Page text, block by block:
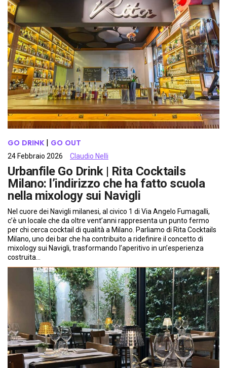
GO DRINK | GO OUT
24 Febbraio 2026 Claudio Nelli
Urbanfile Go Drink | Rita Cocktails
Milano: l’indirizzo che ha fatto scuola
nella mixology sui Navigli
Nel cuore dei Navigli milanesi, al civico 1 di Via Angelo Fumagalli,
c’è un locale che da oltre vent’anni rappresenta un punto fermo
per chi cerca cocktail di qualità a Milano. Parliamo di Rita Cocktails
Milano, uno dei bar che ha contribuito a ridefinire il concetto di
mixology sui Navigli, trasformando l’aperitivo in un’esperienza
costruita…